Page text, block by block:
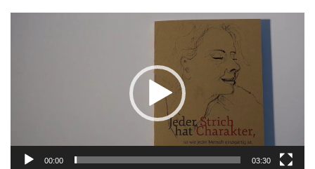
00:00 03:30